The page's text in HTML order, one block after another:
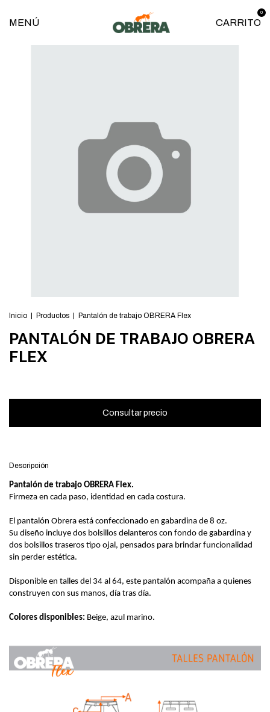
MENÚ CARRITO
0
Inicio Productos Pantalón de trabajo OBRERA Flex
PANTALÓN DE TRABAJO OBRERA
FLEX
Descripción
Pantalón de trabajo OBRERA Flex.
Firmeza en cada paso, identidad en cada costura.
El pantalón Obrera está confeccionado en gabardina de 8 oz.
Su diseño incluye dos bolsillos delanteros con fondo de gabardina y
dos bolsillos traseros tipo ojal, pensados para brindar funcionalidad
sin perder estética.
Disponible en talles del 34 al 64, este pantalón acompaña a quienes
construyen con sus manos, día tras día.
Colores disponibles: Beige, azul marino.